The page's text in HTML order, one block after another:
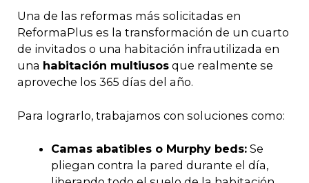
Una de las reformas más solicitadas en
ReformaPlus es la transformación de un cuarto
de invitados o una habitación infrautilizada en
una habitación multiusos que realmente se
aproveche los 365 días del año.
Para lograrlo, trabajamos con soluciones como:
Camas abatibles o Murphy beds:Se
pliegan contra la pared durante el día,